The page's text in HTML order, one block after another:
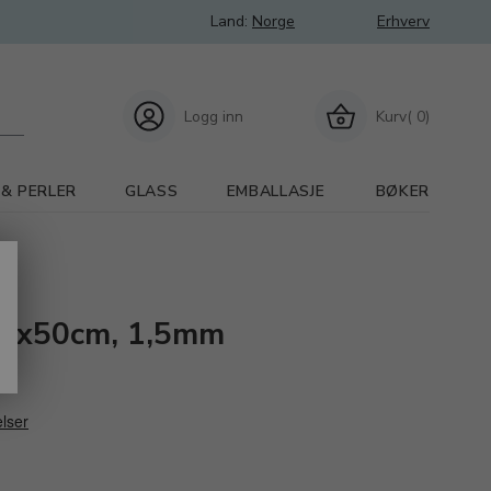
Land: Norge Erhverv
Kurv( 0)
Logg inn
PERLER GLASS EMBALLASJE BØKER
1,5mm